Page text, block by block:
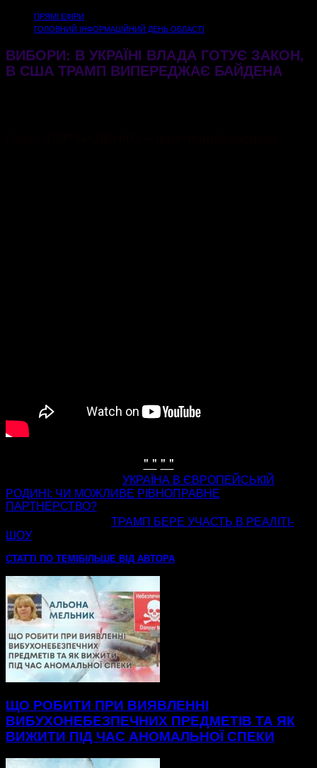
ПРЯМІ ЕФІРИ
ГОЛОВНИЙ ІНФОРМАЦІЙНИЙ ДЕНЬ ОБЛАСТІ
ВИБОРИ: В УКРАЇНІ ВЛАДА ГОТУЄ ЗАКОН,
В США ТРАМП ВИПЕРЕДЖАЄ БАЙДЕНА
" " " "
УКРАЇНА В ЄВРОПЕЙСЬКІЙ
РОДИНІ: ЧИ МОЖЛИВЕ РІВНОПРАВНЕ
ПАРТНЕРСТВО?
ТРАМП БЕРЕ УЧАСТЬ В РЕАЛІТІ-
ШОУ
СТАТТІ ПО ТЕМІ БІЛЬШЕ ВІД АВТОРА
ЩО РОБИТИ ПРИ ВИЯВЛЕННІ
ВИБУХОНЕБЕЗПЕЧНИХ ПРЕДМЕТІВ ТА ЯК
ВИЖИТИ ПІД ЧАС АНОМАЛЬНОЇ СПЕКИ